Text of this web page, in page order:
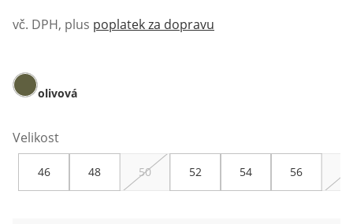
vč. DPH, plus poplatek za dopravu
olivová
Velikost
46 48 50 52 54 56